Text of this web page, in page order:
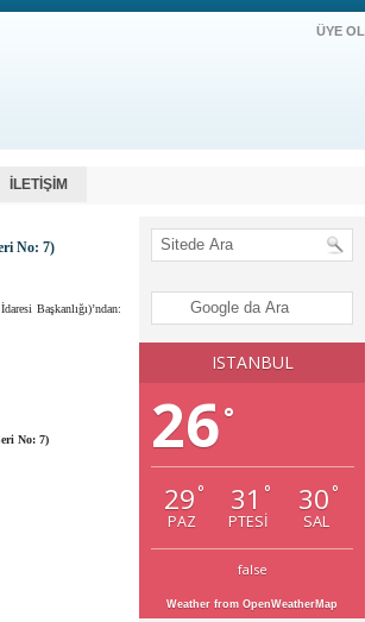
ÜYE OL
İLETİŞİM
No: 7)
Başkanlığı)’ndan:
No: 7)
ISTANBUL
26°
29 °
PAZ
31 °
PTESI
30 °
SAL
false
Weather from OpenWeatherMap